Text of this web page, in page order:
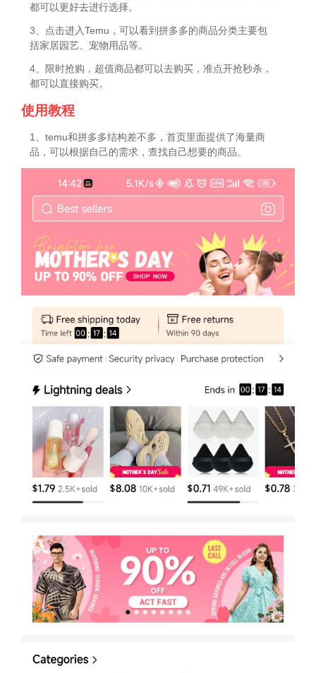
都可以更好去进行选择。
3、点击进入Temu，可以看到拼多多的商品分类主要包
括家居园艺、宠物用品等。
4、限时抢购，超值商品都可以去购买，准点开抢秒杀，
都可以直接购买。
使用教程
1、temu和拼多多结构差不多，首页里面提供了海量商
品，可以根据自己的需求，查找自己想要的商品。